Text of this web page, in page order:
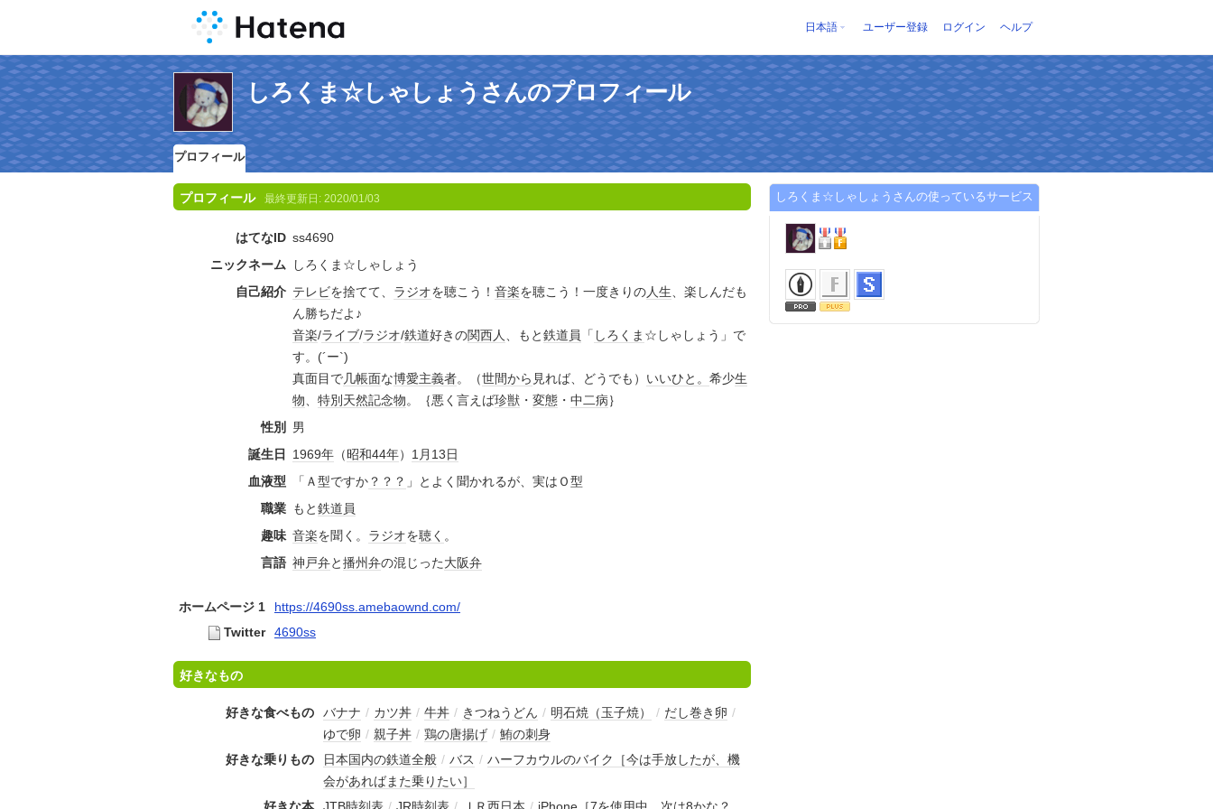
日本語 ユーザー登録 ログイン ヘルプ
しろくま☆しゃしょうさんのプロフィール
プロフィール
プロフィール 最終更新日: 2020/01/03
はてなID ss4690
ニックネーム
しろくま☆しゃしょう
自己紹介 テレビを捨てて、 ラジオを聴こう！ 音楽を聴こう！一度きりの人生、楽しんだも
ん勝ちだよ♪
音楽/ライブ/ラジオ/鉄道好きの関西人、もと鉄道員 「 しろくま ☆しゃしょう」で
す。(´ー`)ゞ
真面目で几帳面な博愛主義者。（世間から 見れば、どうでも） いいひと。 希少生
物、 特別天然記念物。｛悪く言えば珍獣 ・ 変態 ・ 中二病｝
性別
男
誕生日
1969年 （昭和44年） 1月13日
血液型
「Ａ型ですか ？？？ 」とよく聞かれるが、実はＯ型
職業 もと鉄道員
趣味 音楽を聞く。 ラジオを聴く 。
言語 神戸弁と播州弁の混じった大阪弁
ホームページ 1
https://4690ss.amebaownd.com/
Twitter
4690ss
好きなもの
好きな食べもの バナナ / カツ丼 / 牛丼 / きつねうどん / 明石焼（玉子焼） / だし巻き卵 /
ゆで卵 / 親子丼 / 鶏の唐揚げ / 鮪の刺身
好きな乗りもの
日本国内の鉄道全般 / バス / ハーフカウルのバイク［今は手放したが、機
会があればまた乗りたい］
しろくま☆しゃしょうさんの使っているサービス